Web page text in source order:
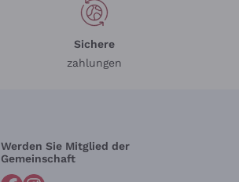
Sichere
zahlungen
Werden Sie Mitglied der
Gemeinschaft